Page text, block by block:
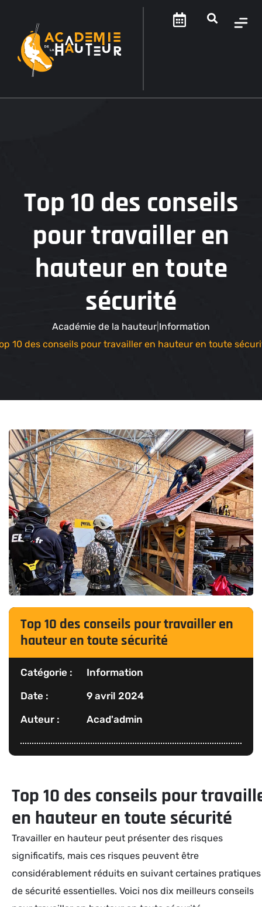
Top 10 des conseils
pour travailler en
hauteur en toute
sécurité
Académie de la hauteur Information
10 des conseils pour travailler en hauteur en toute
Top 10 des conseils pour travailler en
hauteur en toute sécurité
Catégorie :
Information
Date :
9 avril 2024
Auteur :
Acad'admin
Top 10 des conseils pour
en hauteur en toute sécurité
Travailler en hauteur peut présenter des risques
significatifs, mais ces risques peuvent être
considérablement réduits en suivant certaines pratiques
de sécurité essentielles. Voici nos dix meilleurs conseils